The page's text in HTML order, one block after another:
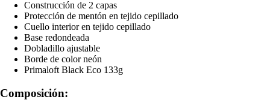
Construcción de 2 capas
Protección de mentón en tejido cepillado
Cuello interior en tejido cepillado
Base redondeada
Dobladillo ajustable
Borde de color neón
Primaloft Black Eco 133g
Composición: